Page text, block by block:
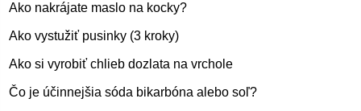
Ako nakrájate maslo na kocky?
Ako vystužiť pusinky (3 kroky)
Ako si vyrobiť chlieb dozlata na vrchole
Čo je účinnejšia sóda bikarbóna alebo soľ?